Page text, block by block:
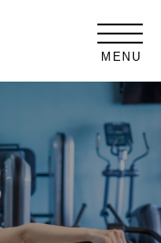
MENU